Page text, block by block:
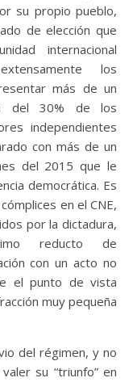
su propio pueblo,
de elección que
internacional
los
más de un
del 30% de los
independientes
con más de un
del 2015 que le
democrática. Es
en el CNE,
por la dictadura,
reducto de
con un acto no
el punto de vista
muy pequeña
del régimen, y no
su “triunfo” en